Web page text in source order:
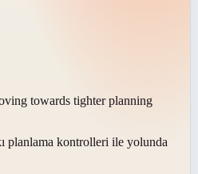
towards tighter planning
planlama kontrolleri ile yolunda